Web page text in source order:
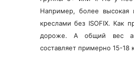
Например, более высокая
креслами без ISOFIX. Как
дороже. А общий вес
составляет примерно 15-18